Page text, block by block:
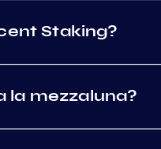
Staking?
la mezzaluna?